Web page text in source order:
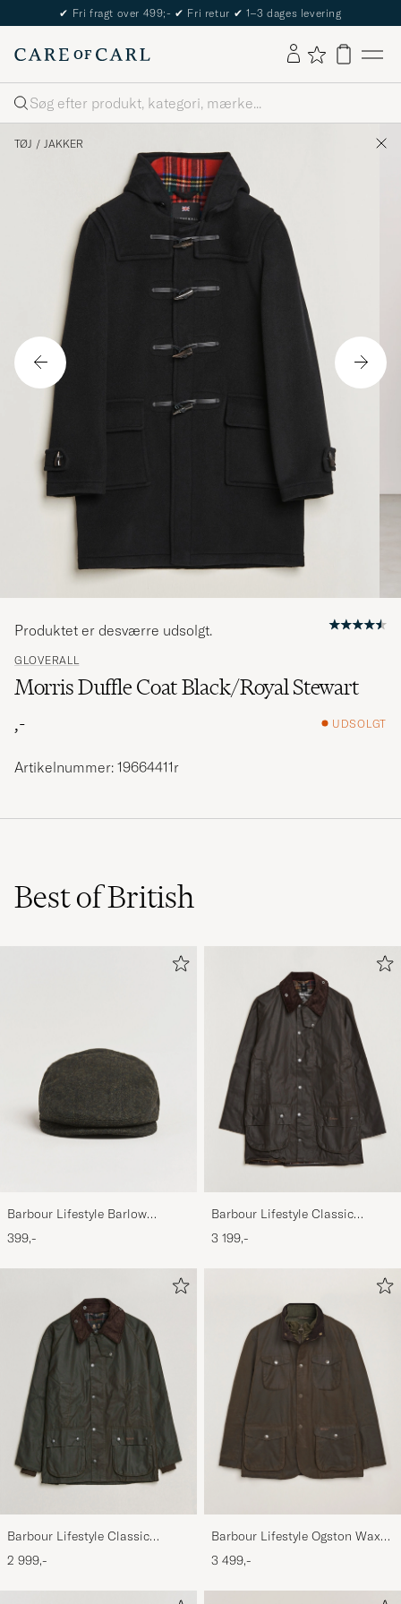
✔ Fri fragt over 499;- ✔ Fri retur ✔ 1–3 dages levering
Søg
TØJ / JAKKER
GLOVERALL
Morris Duffle Coat Black/Royal Stewart
,-
UDSOLGT
Produktet er desværre udsolgt.
Artikelnummer: 19664411r
Best of British
Barbour Lifestyle Barlow
Herringbone Cap Olive
399,-
Barbour Lifestyle Classic
Beaufort Jacket Olive
3 199,-
Barbour Lifestyle Classic
Bedale Jacket Olive
2 999,-
Barbour Lifestyle Ogston Waxed
Jacket Olive
3 499,-